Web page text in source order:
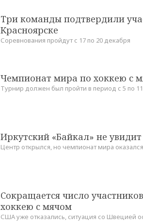
Три команды подтвердили
Красноярске
Соревнования пройдут с 17 по 20 декабря
Чемпионат мира по хоккею с
Турнир должен был пройти в период с 5 по
Иркутский «Байкал» не
Центр открылся, но чемпионат мира
Сокращается число
хоккею с мячом
США уже отказались, ситуация со Швецией